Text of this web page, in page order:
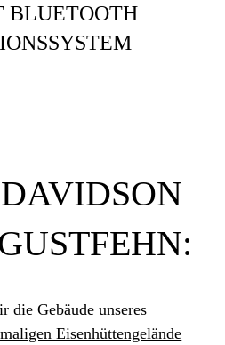
BLUETOOTH
die Gebäude unseres
Eisenhüttengelände